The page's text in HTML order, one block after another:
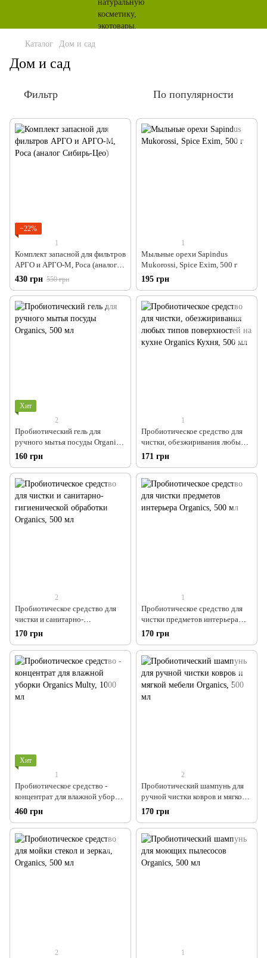
Каталог Дом и сад
Дом и сад
Фильтр По популярности
−22%
1
Комплект запасной для фильтров
АРГО и АРГО-М, Роса (аналог
Сибирь-Цео)
430 грн 550 грн
1
Мыльные орехи Sapindus
Mukorossi, Spice Exim, 500 г
195 грн
Хит
2
Пробиотический гель для
ручного мытья посуды Organics,
500 мл
160 грн
1
Пробиотическое средство для
чистки, обезжиривания любых
типов поверхностей на кухне
Organics Кухня, 500 мл
171 грн
2
Пробиотическое средство для
чистки и санитарно-
гигиенической обработки
Organics, 500 мл
170 грн
1
Пробиотическое средство для
чистки предметов интерьера
Organics, 500 мл
170 грн
Хит
1
Пробиотическое средство -
концентрат для влажной уборки
Organics Multy, 1000 мл
460 грн
2
Пробиотический шампунь для
ручной чистки ковров и мягкой
мебели Organics, 500 мл
170 грн
2 1